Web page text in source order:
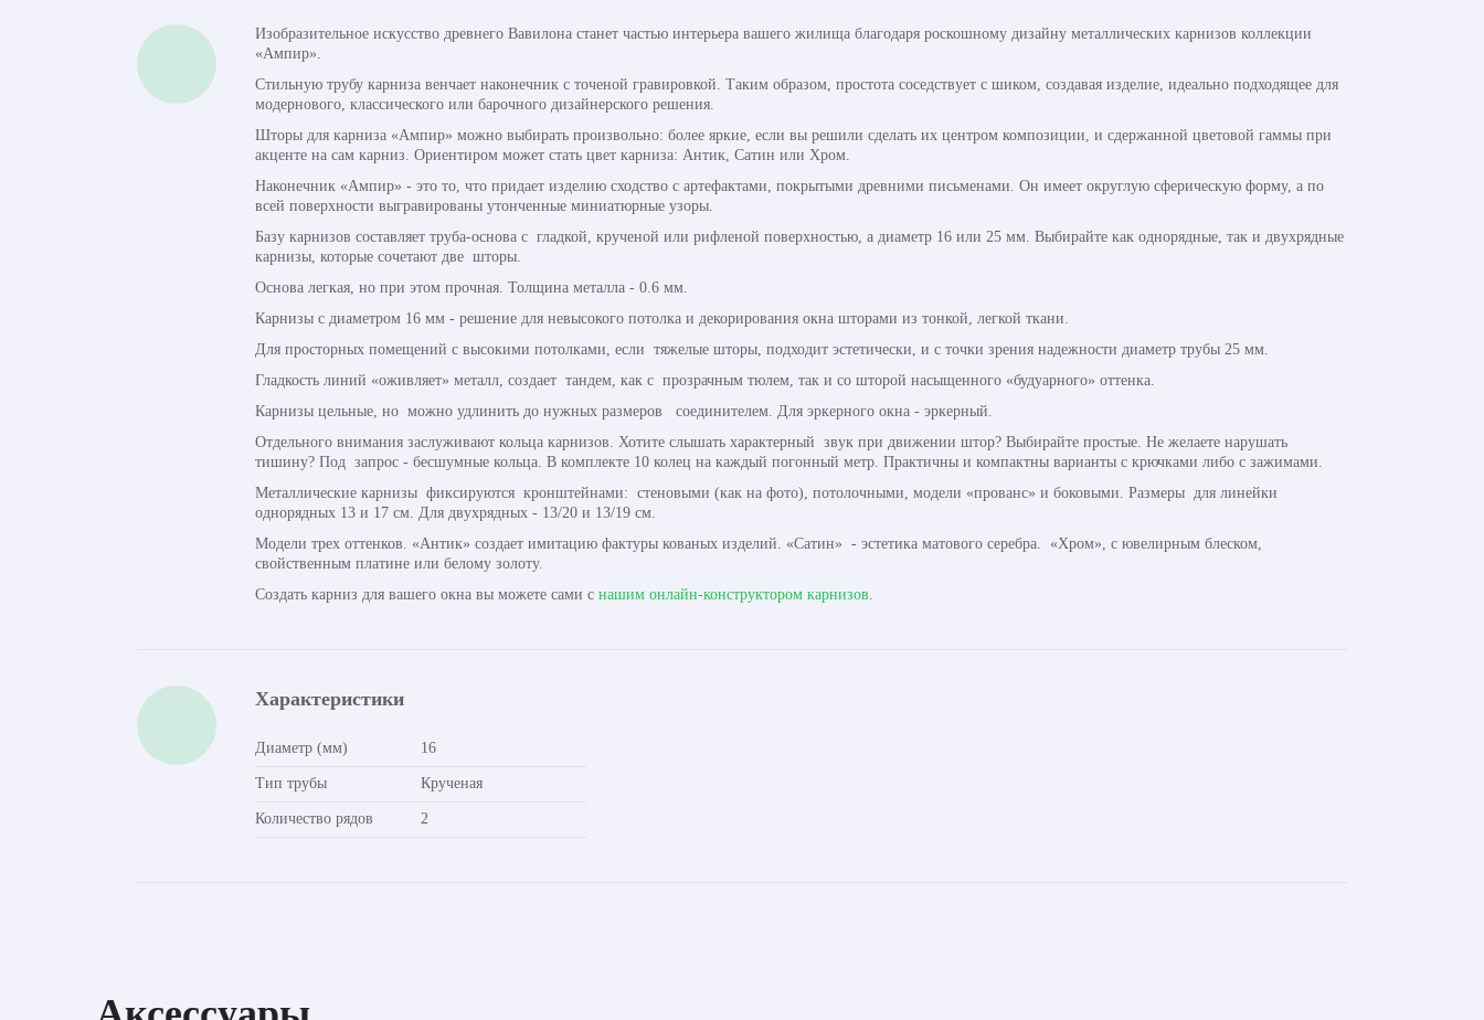
Изобразительное искусство древнего Вавилона станет частью интерьера вашего жилища благодаря роскошному дизайну металлических карнизов коллекции
«Ампир».
Стильную трубу карниза венчает наконечник с точеной гравировкой. Таким образом, простота соседствует с шиком, создавая изделие, идеально подходящее для
модернового, классического или барочного дизайнерского решения.
Шторы для карниза «Ампир» можно выбирать произвольно: более яркие, если вы решили сделать их центром композиции, и сдержанной цветовой гаммы при
акценте на сам карниз. Ориентиром может стать цвет карниза: Антик, Сатин или Хром.
Наконечник «Ампир» - это то, что придает изделию сходство с артефактами, покрытыми древними письменами. Он имеет округлую сферическую форму, а по
всей поверхности выгравированы утонченные миниатюрные узоры.
Базу карнизов составляет труба-основа с гладкой, крученой или рифленой поверхностью, а диаметр 16 или 25 мм. Выбирайте как однорядные, так и двухрядные
карнизы, которые сочетают две шторы.
Основа легкая, но при этом прочная. Толщина металла - 0.6 мм.
Карнизы с диаметром 16 мм - решение для невысокого потолка и декорирования окна шторами из тонкой, легкой ткани.
Для просторных помещений с высокими потолками, если тяжелые шторы, подходит эстетически, и с точки зрения надежности диаметр трубы 25 мм.
Гладкость линий «оживляет» металл, создает тандем, как с прозрачным тюлем, так и со шторой насыщенного «будуарного» оттенка.
Карнизы цельные, но можно удлинить до нужных размеров соединителем. Для эркерного окна - эркерный.
Отдельного внимания заслуживают кольца карнизов. Хотите слышать характерный звук при движении штор? Выбирайте простые. Не желаете нарушать
тишину? Под запрос - бесшумные кольца. В комплекте 10 колец на каждый погонный метр. Практичны и компактны варианты с крючками либо с зажимами.
Металлические карнизы фиксируются кронштейнами: стеновыми (как на фото), потолочными, модели «прованс» и боковыми. Размеры для линейки
однорядных 13 и 17 см. Для двухрядных - 13/20 и 13/19 см.
Модели трех оттенков. «Антик» создает имитацию фактуры кованых изделий. «Сатин» - эстетика матового серебра. «Хром», с ювелирным блеском,
свойственным платине или белому золоту.
Создать карниз для вашего окна вы можете сами с нашим онлайн-конструктором карнизов.
Характеристики
Диаметр (мм) 16
Тип трубы Крученая
Количество рядов 2